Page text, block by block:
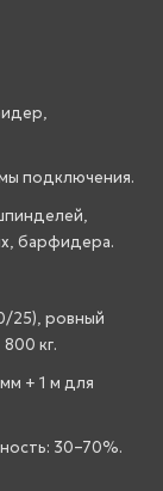
подключения.
барфидера.
25), ровный
кг.
+ 1 м для
30–70%.